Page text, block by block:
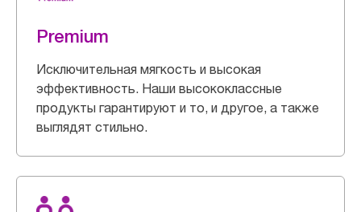
Premium
Исключительная мягкость и высокая
эффективность. Наши высококлассные
продукты гарантируют и то, и другое, а также
выглядят стильно.